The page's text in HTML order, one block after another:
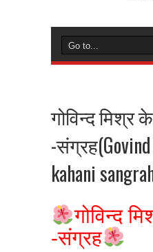
गोविन्द मिश्र
-
kahani
गोविन्द
-संग्रह